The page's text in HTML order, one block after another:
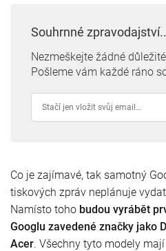
Souhrnné
Nezmeškejte žádné
Pošleme vám každé ráno
Co je zajímavé, tak samotný
tiskových zpráv neplánuje
Namísto toho budou vyrábět
Googlu zavedené značky jako
Acer. Všechny tyto modely